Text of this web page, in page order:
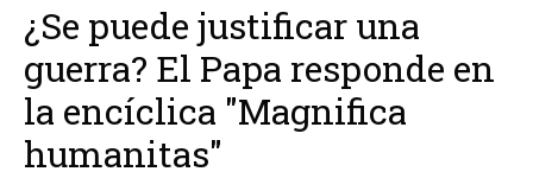
¿Se puede justificar una
guerra? El Papa responde en
la encíclica "Magnifica
humanitas"